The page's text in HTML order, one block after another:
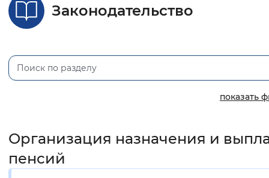
Размер шрифта
С засечками
Нормальный
Законодательство
показать
Организация назначения и
пенсий